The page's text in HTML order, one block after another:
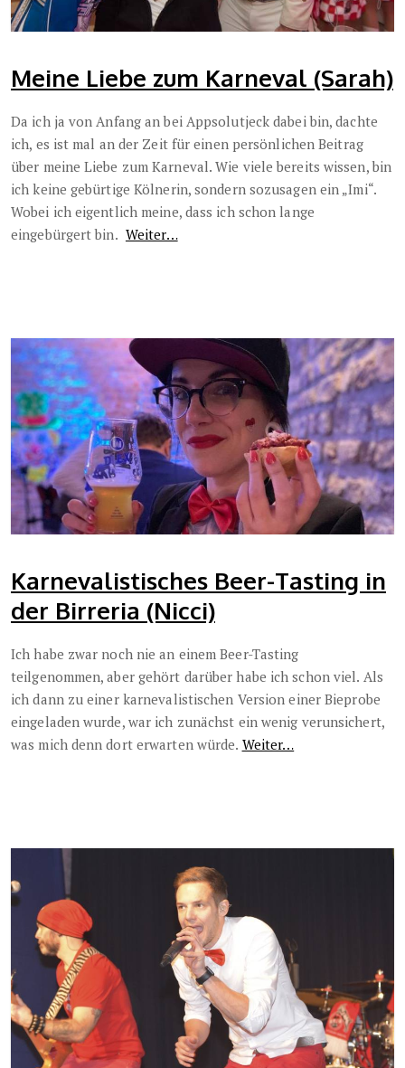
Meine Liebe zum Karneval (Sarah)
Da ich ja von Anfang an bei Appsolutjeck dabei bin, dachte
ich, es ist mal an der Zeit für einen persönlichen Beitrag
über meine Liebe zum Karneval. Wie viele bereits wissen, bin
ich keine gebürtige Kölnerin, sondern sozusagen ein „Imi“.
Wobei ich eigentlich meine, dass ich schon lange
eingebürgert bin. Weiter…
Karnevalistisches Beer-Tasting in
der Birreria (Nicci)
Ich habe zwar noch nie an einem Beer-Tasting
teilgenommen, aber gehört darüber habe ich schon viel. Als
ich dann zu einer karnevalistischen Version einer Bieprobe
eingeladen wurde, war ich zunächst ein wenig verunsichert,
was mich denn dort erwarten würde. Weiter…